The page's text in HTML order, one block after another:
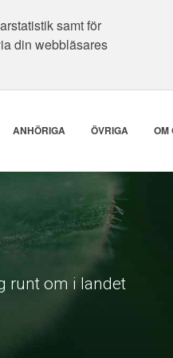
samt för
din webbläsares
ANHÖRIGA ÖVRIGA OM
runt om i landet